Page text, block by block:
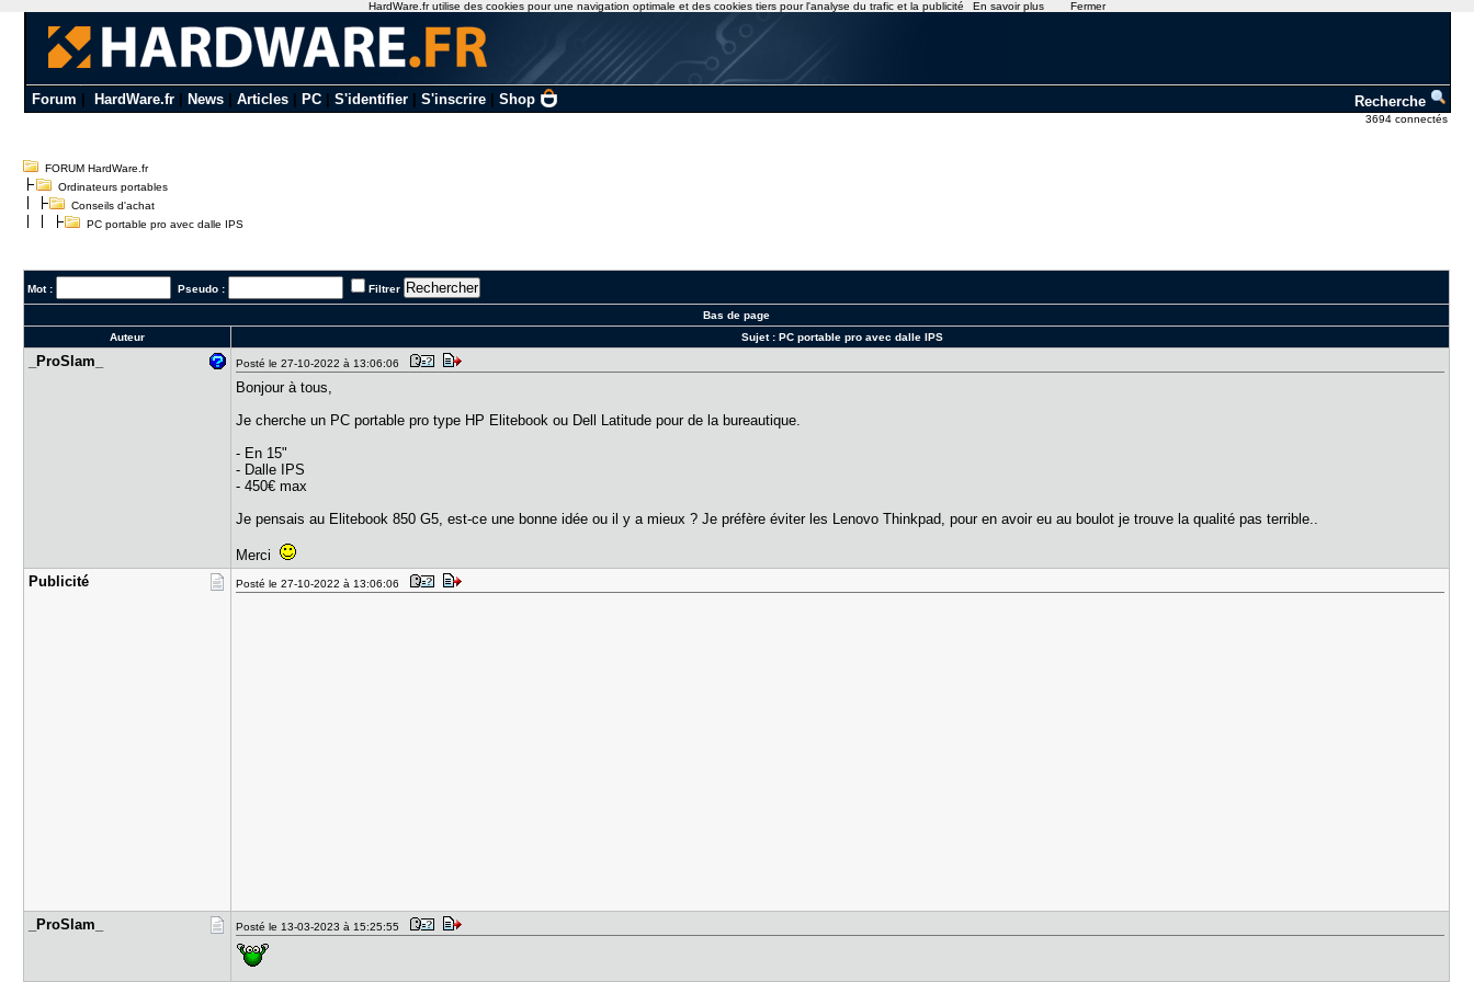
Forum HardWare.fr| News| Articles| PC| S'identifier| S'inscrire| Shop Recherche
3694 connectés
FORUM HardWare.fr
Ordinateurs portables
Conseils d'achat
PC portable pro avec dalle IPS
Mot : Pseudo : Filtrer
Bas de page
Auteur
Sujet : PC portable pro avec dalle IPS
_ProSlam_ Posté le 27-10-2022 à 13:06:06
Bonjour à tous,
Je cherche un PC portable pro type HP Elitebook ou Dell Latitude pour de la bureautique.
- En 15"
- Dalle IPS
- 450€ max
Je pensais au Elitebook 850 G5, est-ce une bonne idée ou il y a mieux ? Je préfère éviter les Lenovo Thinkpad, pour en avoir eu au boulot je trouve la qualité pas terrible..
Merci
Publicité
Posté le 27-10-2022 à 13:06:06
_ProSlam_ Posté le 13-03-2023 à 15:25:55
HardWare.fr utilise des cookies pour une navigation optimale et des cookies tiers pour l'analyse du trafic et la publicité En savoir plus Fermer